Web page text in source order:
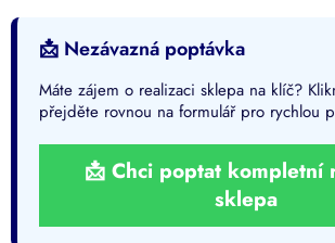
📩 Nezávazná poptávka
Máte zájem o realizaci sklepa na klíč?
přejděte rovnou na formulář pro rychlou
📩 Chci poptat kompletní
sklepa